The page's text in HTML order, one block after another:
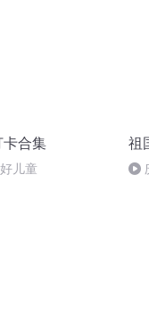
卡合集
儿童
祖